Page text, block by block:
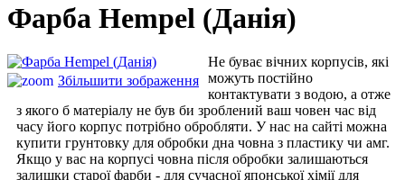
Фарба Hempel (Данія)
Збільшити зображення
Не буває вічних корпусів, які
можуть постійно
контактувати з водою, а отже
з якого б матеріалу не був би зроблений ваш човен час від
часу його корпус потрібно обробляти. У нас на сайті можна
купити грунтовку для обробки дна човна з пластику чи амг.
Якщо у вас на корпусі човна після обробки залишаються
залишки старої фарби - для сучасної японської хімії для